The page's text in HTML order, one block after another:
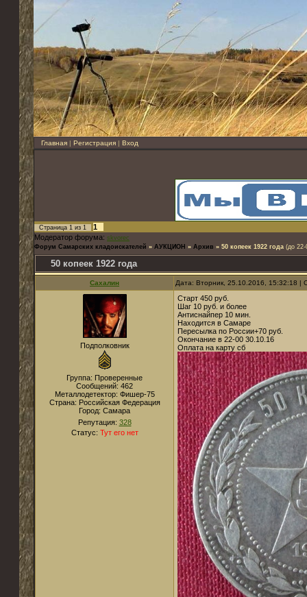
Главная | Регистрация | Вход
Страница 1 из 1
1
Модератор форума: skvorec
Форум Самарских кладоискателей » АУКЦИОН » Архив » 50 копеек 1922 года (до 22-
50 копеек 1922 года
Сахалин Дата: Вторник, 25.10.2016, 15:32:18
Подполковник
Группа: Проверенные
Сообщений: 462
Металлодетектор: Фишер-75
Страна: Российская Федерация
Город: Самара
Репутация: 328
Статус: Тут его нет
Старт 450 руб.
Шаг 10 руб. и более
Антиснайпер 10 мин.
Находится в Самаре
Пересылка по России+70 руб.
Окончание в 22-00 30.10.16
Оплата на карту сб